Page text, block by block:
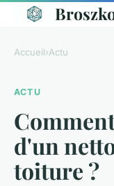
Accueil›Actu
ACTU
d'un
toiture ?